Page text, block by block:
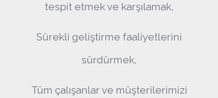
tespit etmek ve karşılamak,
Sürekli geliştirme faaliyetlerini
sürdürmek,
Tüm çalışanlar ve müşterilerimizi